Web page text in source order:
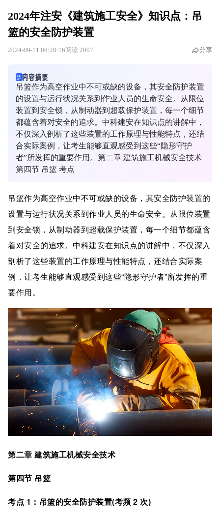
2024年注安《建筑施工安全》知识点：吊
篮的安全防护装置
2024-09-11 08:28:16阅读 2007 分享
吊篮作为高空作业中不可或缺的设备，其安全防护装置
的设置与运行状况关系到作业人员的生命安全。从限位
装置到安全锁，从制动器到超载保护装置，每一个细节
都蕴含着对安全的追求。中科建安在知识点的讲解中，
不仅深入剖析了这些装置的工作原理与性能特点，还结
合实际案例，让考生能够直观感受到这些“隐形守护
者”所发挥的重要作用。第二章 建筑施工机械安全技术
第四节 吊篮 考点
吊篮作为高空作业中不可或缺的设备，其安全防护装置的
设置与运行状况关系到作业人员的生命安全。从限位装置
到安全锁，从制动器到超载保护装置，每一个细节都蕴含
着对安全的追求。中科建安在知识点的讲解中，不仅深入
剖析了这些装置的工作原理与性能特点，还结合实际案
例，让考生能够直观感受到这些“隐形守护者”所发挥的重
要作用。
第二章 建筑施工机械安全技术
第四节 吊篮
考点 1：吊篮的安全防护装置(考频 2 次)